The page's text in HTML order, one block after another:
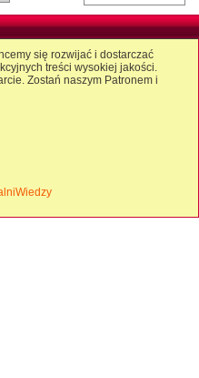
się rozwijać i dostarczać
treści wysokiej jakości.
Zostań naszym Patronem i